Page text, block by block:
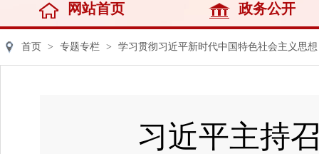
网站首页 政务公开
首页 > 专题专栏 > 学习贯彻习近平新时代中国特色社会主义思想
习近平主持